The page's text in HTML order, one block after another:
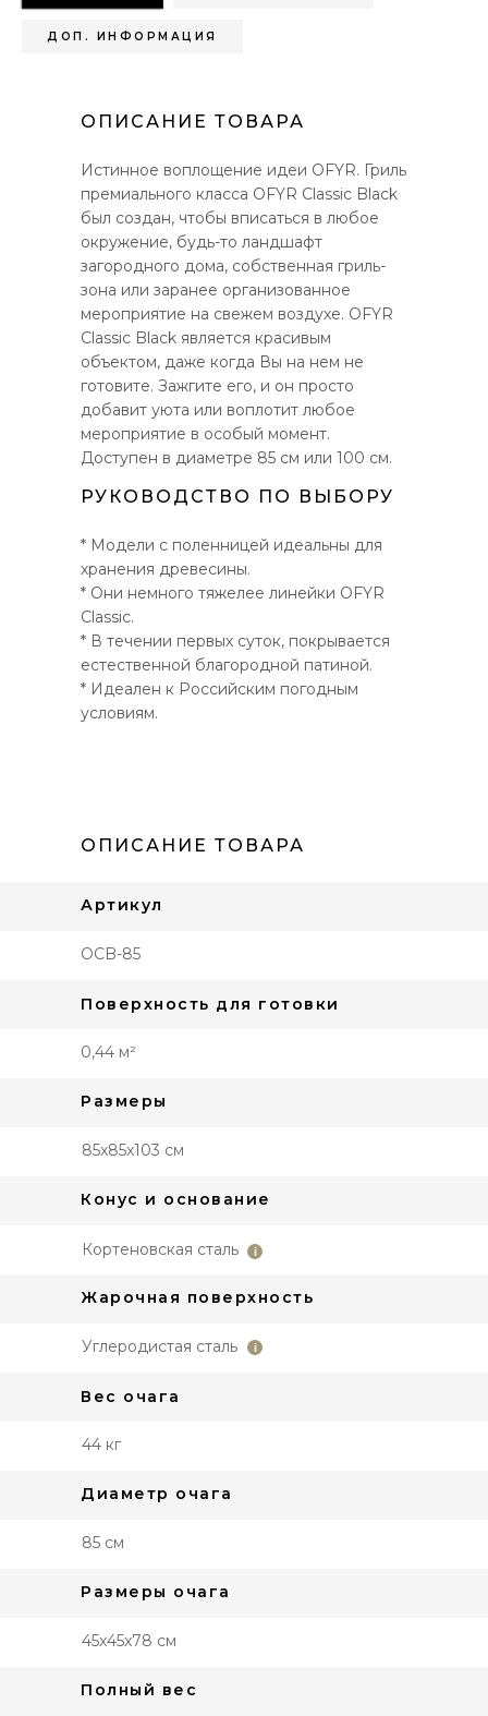
ДОП. ИНФОРМАЦИЯ
РУКОВОДСТВО ПО ВЫБОРУ
* Модели с поленницей идеальны для
хранения древесины.
* Они немного тяжелее линейки OFYR
Classic.
* В течении первых суток, покрывается
естественной благородной патиной.
* Идеален к Российским погодным
условиям.
ОПИСАНИЕ ТОВАРА
Истинное воплощение идеи OFYR. Гриль
премиального класса OFYR Classic Black
был создан, чтобы вписаться в любое
окружение, будь-то ландшафт
загородного дома, собственная гриль-
зона или заранее организованное
мероприятие на свежем воздухе. OFYR
Classic Black является красивым
объектом, даже когда Вы на нем не
готовите. Зажгите его, и он просто
добавит уюта или воплотит любое
мероприятие в особый момент.
Доступен в диаметре 85 см или 100 см.
Артикул
OCB-85
Размеры
85x85x103 см
Поверхность для готовки
0,44 м²
Жарочная поверхность
Углеродистая сталь
Конус и основание
Кортеновская сталь
Вес очага
44 кг
Размеры очага
45x45x78 см
Диаметр очага
85 см
ОПИСАНИЕ ТОВАРА
Полный вес
i
i